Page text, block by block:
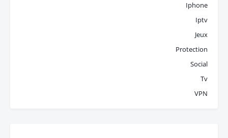
Iphone
Iptv
Jeux
Protection
Social
Tv
VPN